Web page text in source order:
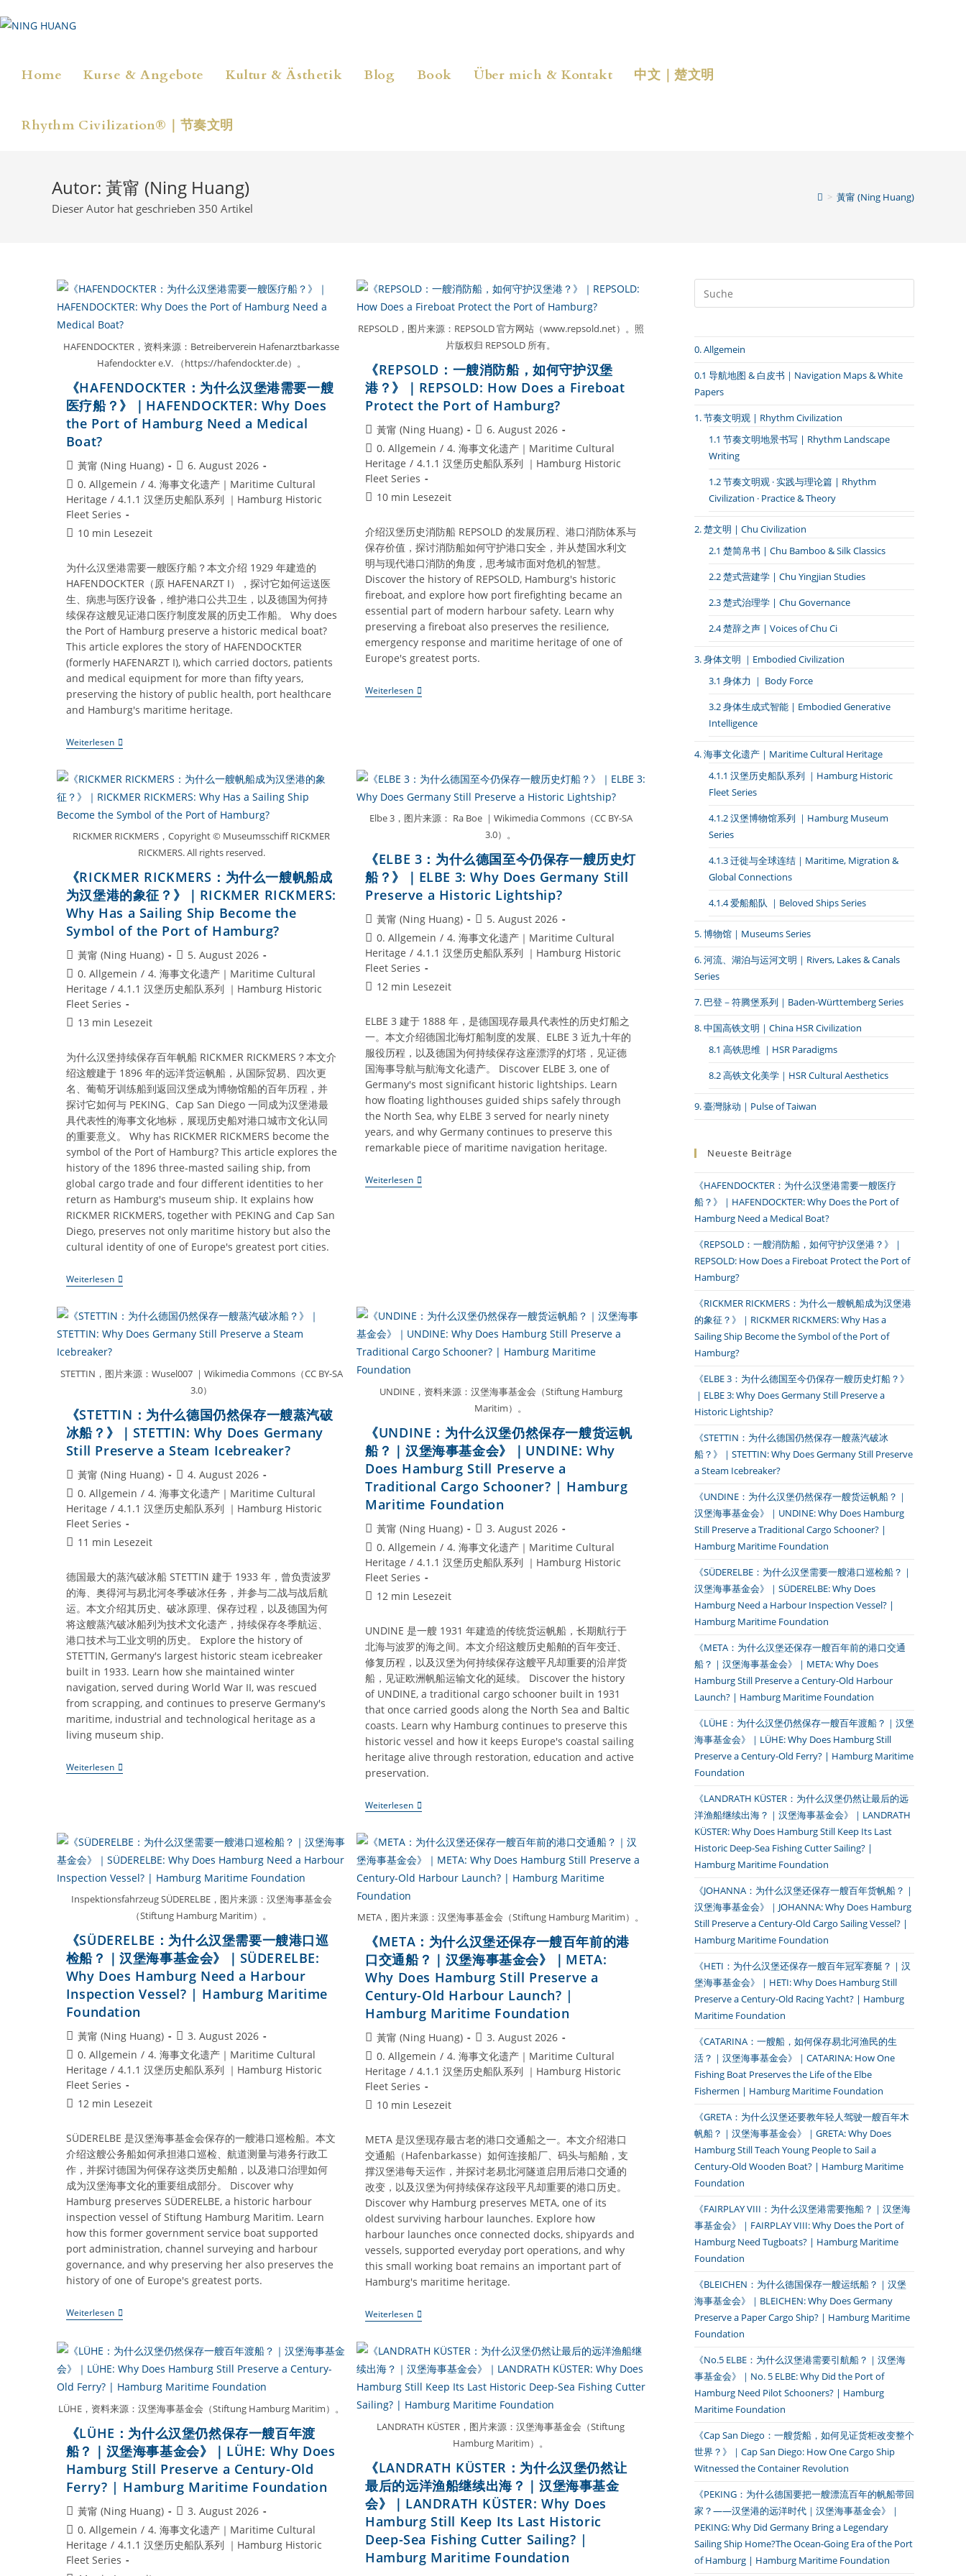
Inhalt
Home Kurse & Angebote Kultur & Ästhetik Blog Book Über mich & Kontakt 中文｜楚文明
Rhythm Civilization®｜节奏文明
Autor: 黃甯 (Ning Huang)
Dieser Autor hat geschrieben 350 Artikel
> 黃甯 (Ning Huang)
HAFENDOCKTER，资料来源：Betreiberverein Hafenarztbarkasse
Hafendockter e.V. （https://hafendockter.de）。
《HAFENDOCKTER：为什么汉堡港需要一艘
医疗船？》｜HAFENDOCKTER: Why Does
the Port of Hamburg Need a Medical
Boat?
Beitrags-
Autor:
黃甯 (Ning Huang)
Beitrag
veröffentlicht:
6. August 2026
Beitrags-
Kategorie:
0. Allgemein / 4. 海事文化遗产｜Maritime Cultural
Heritage / 4.1.1 汉堡历史船队系列 ｜Hamburg Historic
Fleet Series
Lesedauer:
10 min Lesezeit
为什么汉堡港需要一艘医疗船？本文介绍 1929 年建造的
HAFENDOCKTER（原 HAFENARZT I），探讨它如何运送医
生、病患与医疗设备，维护港口公共卫生，以及德国为何持
续保存这艘见证港口医疗制度发展的历史工作船。 Why does
the Port of Hamburg preserve a historic medical boat?
This article explores the story of HAFENDOCKTER
(formerly HAFENARZT I), which carried doctors, patients
and medical equipment for more than fifty years,
preserving the history of public health, port healthcare
and Hamburg's maritime heritage.
Weiterlesen《HAFENDOCKTER：
为
么
堡
港
需
要
疗
船？》
｜
HAFENDOCKTER:
Why
Does
The
Port
Of
Hamburg
Need
A
Medical
Boat?
REPSOLD，图片来源：REPSOLD 官方网站（www.repsold.net）。照
片版权归 REPSOLD 所有。
《REPSOLD：一艘消防船，如何守护汉堡
港？》｜REPSOLD: How Does a Fireboat
Protect the Port of Hamburg?
Beitrags-
Autor:
黃甯 (Ning Huang)
Beitrag
veröffentlicht:
6. August 2026
Beitrags-
Kategorie:
0. Allgemein / 4. 海事文化遗产｜Maritime Cultural
Heritage / 4.1.1 汉堡历史船队系列 ｜Hamburg Historic
Fleet Series
Lesedauer:
10 min Lesezeit
介绍汉堡历史消防船 REPSOLD 的发展历程、港口消防体系与
保存价值，探讨消防船如何守护港口安全，并从楚国水利文
明与现代港口消防的角度，思考城市面对危机的智慧。
Discover the history of REPSOLD, Hamburg's historic
fireboat, and explore how port firefighting became an
essential part of modern harbour safety. Learn why
preserving a fireboat also preserves the resilience,
emergency response and maritime heritage of one of
Europe's greatest ports.
Weiterlesen《REPSOLD：
一
守
护
汉
堡
REPSOLD:
How
Does
A
Fireboat
The
Port
Of
Hamburg?
RICKMER RICKMERS，Copyright © Museumsschiff RICKMER
RICKMERS. All rights reserved.
《RICKMER RICKMERS：为什么一艘帆船成
为汉堡港的象征？》｜RICKMER RICKMERS:
Why Has a Sailing Ship Become the
Symbol of the Port of Hamburg?
Beitrags-
Autor:
黃甯 (Ning Huang)
Beitrag
veröffentlicht:
5. August 2026
Beitrags-
Kategorie:
0. Allgemein / 4. 海事文化遗产｜Maritime Cultural
Heritage / 4.1.1 汉堡历史船队系列 ｜Hamburg Historic
Fleet Series
Lesedauer:
13 min Lesezeit
为什么汉堡持续保存百年帆船 RICKMER RICKMERS？本文介
绍这艘建于 1896 年的远洋货运帆船，从国际贸易、四次更
名、葡萄牙训练船到返回汉堡成为博物馆船的百年历程，并
探讨它如何与 PEKING、Cap San Diego 一同成为汉堡港最
具代表性的海事文化地标，展现历史船对港口城市文化认同
的重要意义。 Why has RICKMER RICKMERS become the
symbol of the Port of Hamburg? This article explores the
history of the 1896 three-masted sailing ship, from
global cargo trade and four different identities to her
return as Hamburg's museum ship. It explains how
RICKMER RICKMERS, together with PEKING and Cap San
Diego, preserves not only maritime history but also the
cultural identity of one of Europe's greatest port cities.
Weiterlesen《RICKMER
RICKMERS：
什
一
船
成
堡
象
｜
RICKMER
RICKMERS:
Why
Has
A
Sailing
The
Symbol
Of
The
Port
Of
Hamburg?
Elbe 3，图片来源： Ra Boe ｜Wikimedia Commons（CC BY-SA
3.0）。
《ELBE 3：为什么德国至今仍保存一艘历史灯
船？》｜ELBE 3: Why Does Germany Still
Preserve a Historic Lightship?
Beitrags-
Autor:
黃甯 (Ning Huang)
Beitrag
veröffentlicht:
5. August 2026
Beitrags-
Kategorie:
0. Allgemein / 4. 海事文化遗产｜Maritime Cultural
Heritage / 4.1.1 汉堡历史船队系列 ｜Hamburg Historic
Fleet Series
Lesedauer:
12 min Lesezeit
ELBE 3 建于 1888 年，是德国现存最具代表性的历史灯船之
一。本文介绍德国北海灯船制度的发展、ELBE 3 近九十年的
服役历程，以及德国为何持续保存这座漂浮的灯塔，见证德
国海事导航与航海文化遗产。 Discover ELBE 3, one of
Germany's most significant historic lightships. Learn
how floating lighthouses guided ships safely through
the North Sea, why ELBE 3 served for nearly ninety
years, and why Germany continues to preserve this
remarkable piece of maritime navigation heritage.
Weiterlesen《ELBE
3：
一
艘
历
史
｜
ELBE
Does
Germany
Still
Preserve
Historic
Lightship?
STETTIN，图片来源：Wusel007 ｜Wikimedia Commons（CC BY-SA
3.0）
《STETTIN：为什么德国仍然保存一艘蒸汽破
冰船？》｜STETTIN: Why Does Germany
Still Preserve a Steam Icebreaker?
Beitrags-
Autor:
黃甯 (Ning Huang)
Beitrag
veröffentlicht:
4. August 2026
Beitrags-
Kategorie:
0. Allgemein / 4. 海事文化遗产｜Maritime Cultural
Heritage / 4.1.1 汉堡历史船队系列 ｜Hamburg Historic
Fleet Series
Lesedauer:
11 min Lesezeit
德国最大的蒸汽破冰船 STETTIN 建于 1933 年，曾负责波罗
的海、奥得河与易北河冬季破冰任务，并参与二战与战后航
运。本文介绍其历史、破冰原理、保存过程，以及德国为何
将这艘蒸汽破冰船列为技术文化遗产，持续保存冬季航运、
港口技术与工业文明的历史。 Explore the history of
STETTIN, Germany's largest historic steam icebreaker
built in 1933. Learn how she maintained winter
navigation, served during World War II, was rescued
from scrapping, and continues to preserve Germany's
maritime, industrial and technological heritage as a
living museum ship.
Weiterlesen《STETTIN：
为
仍
然
保
一
艘
蒸
冰
船？》
｜
STETTIN:
Why
Does
Germany
Still
Preserve
A
Steam
Icebreaker?
UNDINE，资料来源：汉堡海事基金会（Stiftung Hamburg
Maritim）。
《UNDINE：为什么汉堡仍然保存一艘货运帆
船？｜汉堡海事基金会》｜UNDINE: Why
Does Hamburg Still Preserve a
Traditional Cargo Schooner? | Hamburg
Maritime Foundation
Beitrags-
Autor:
黃甯 (Ning Huang)
Beitrag
veröffentlicht:
3. August 2026
Beitrags-
Kategorie:
0. Allgemein / 4. 海事文化遗产｜Maritime Cultural
Heritage / 4.1.1 汉堡历史船队系列 ｜Hamburg Historic
Fleet Series
Lesedauer:
12 min Lesezeit
UNDINE 是一艘 1931 年建造的传统货运帆船，长期航行于
北海与波罗的海之间。本文介绍这艘历史船舶的百年变迁、
修复历程，以及汉堡为何持续保存这艘平凡却重要的沿岸货
船，见证欧洲帆船运输文化的延续。 Discover the history
of UNDINE, a traditional cargo schooner built in 1931
that once carried goods along the North Sea and Baltic
coasts. Learn why Hamburg continues to preserve this
historic vessel and how it keeps Europe's coastal sailing
heritage alive through restoration, education and active
preservation.
Weiterlesen《UNDINE：
为
么
汉
堡
仍
然
一
货
运
帆
船？
汉
堡
海
事
基
金
会》
UNDINE:
Why
Still
Preserve
A
Traditional
Cargo
Schooner?
|
Hamburg
Maritime
Foundation
Inspektionsfahrzeug SÜDERELBE，图片来源：汉堡海事基金会
（Stiftung Hamburg Maritim）。
《SÜDERELBE：为什么汉堡需要一艘港口巡
检船？｜汉堡海事基金会》｜SÜDERELBE:
Why Does Hamburg Need a Harbour
Inspection Vessel? | Hamburg Maritime
Foundation
Beitrags-
Autor:
黃甯 (Ning Huang)
Beitrag
veröffentlicht:
3. August 2026
Beitrags-
Kategorie:
0. Allgemein / 4. 海事文化遗产｜Maritime Cultural
Heritage / 4.1.1 汉堡历史船队系列 ｜Hamburg Historic
Fleet Series
Lesedauer:
12 min Lesezeit
SÜDERELBE 是汉堡海事基金会保存的一艘港口巡检船。本文
介绍这艘公务船如何承担港口巡检、航道测量与港务行政工
作，并探讨德国为何保存这类历史船舶，以及港口治理如何
成为汉堡海事文化的重要组成部分。 Discover why
Hamburg preserves SÜDERELBE, a historic harbour
inspection vessel of Stiftung Hamburg Maritim. Learn
how this former government service boat supported
port administration, channel surveying and harbour
governance, and why preserving her also preserves the
history of one of Europe's greatest ports.
Weiterlesen《SÜDERELBE：
为
么
汉
堡
需
要
一
艘
港
口
巡
检
船？
｜
汉
堡
海
事
基
会》
META，图片来源：汉堡海事基金会（Stiftung Hamburg Maritim）。
《META：为什么汉堡还保存一艘百年前的港
口交通船？｜汉堡海事基金会》｜META:
Why Does Hamburg Still Preserve a
Century-Old Harbour Launch? |
Hamburg Maritime Foundation
Beitrags-
Autor:
黃甯 (Ning Huang)
Beitrag
veröffentlicht:
3. August 2026
Beitrags-
Kategorie:
0. Allgemein / 4. 海事文化遗产｜Maritime Cultural
Heritage / 4.1.1 汉堡历史船队系列 ｜Hamburg Historic
Fleet Series
Lesedauer:
10 min Lesezeit
META 是汉堡现存最古老的港口交通船之一。本文介绍港口
交通船（Hafenbarkasse）如何连接船厂、码头与船舶，支
撑汉堡港每天运作，并探讨老易北河隧道启用后港口交通的
改变，以及汉堡为何持续保存这段平凡却重要的港口历史。
Discover why Hamburg preserves META, one of its
oldest surviving harbour launches. Explore how
harbour launches once connected docks, shipyards and
vessels, supported everyday port operations, and why
this small working boat remains an important part of
Hamburg's maritime heritage.
Weiterlesen《META：
为
么
堡
还
保
存
艘
前
的
港
口
交
通
船？
｜
汉
堡
LÜHE，资料来源：汉堡海事基金会（Stiftung Hamburg Maritim）。
《LÜHE：为什么汉堡仍然保存一艘百年渡
船？｜汉堡海事基金会》｜LÜHE: Why Does
Hamburg Still Preserve a Century-Old
Ferry? | Hamburg Maritime Foundation
Beitrags-
Autor:
黃甯 (Ning Huang)
Beitrag
veröffentlicht:
3. August 2026
Beitrags-
Kategorie:
0. Allgemein / 4. 海事文化遗产｜Maritime Cultural
Heritage / 4.1.1 汉堡历史船队系列 ｜Hamburg Historic
Fleet Series
LANDRATH KÜSTER，图片来源：汉堡海事基金会（Stiftung
Hamburg Maritim）。
《LANDRATH KÜSTER：为什么汉堡仍然让
最后的远洋渔船继续出海？｜汉堡海事基金
会》｜LANDRATH KÜSTER: Why Does
Hamburg Still Keep Its Last Historic
Deep-Sea Fishing Cutter Sailing? |
Hamburg Maritime Foundation
0. Allgemein
0.1 导航地图 & 白皮书｜Navigation Maps & White
Papers
1. 节奏文明观 | Rhythm Civilization
1.1 节奏文明地景书写 | Rhythm Landscape
Writing
1.2 节奏文明观 · 实践与理论篇 | Rhythm
Civilization · Practice & Theory
2. 楚文明 | Chu Civilization
2.1 楚简帛书 | Chu Bamboo & Silk Classics
2.2 楚式营建学 | Chu Yingjian Studies
2.3 楚式治理学 | Chu Governance
2.4 楚辞之声 | Voices of Chu Ci
3. 身体文明 ｜Embodied Civilization
3.1 身体力 ｜ Body Force
3.2 身体生成式智能 | Embodied Generative
Intelligence
4. 海事文化遗产｜Maritime Cultural Heritage
4.1.1 汉堡历史船队系列 ｜Hamburg Historic
Fleet Series
4.1.2 汉堡博物馆系列 ｜Hamburg Museum
Series
4.1.3 迁徙与全球连结｜Maritime, Migration &
Global Connections
4.1.4 爱船船队 ｜Beloved Ships Series
5. 博物馆｜Museums Series
6. 河流、湖泊与运河文明｜Rivers, Lakes & Canals
Series
7. 巴登－符腾堡系列｜Baden-Württemberg Series
8. 中国高铁文明｜China HSR Civilization
8.1 高铁思维 ｜HSR Paradigms
8.2 高铁文化美学｜HSR Cultural Aesthetics
9. 臺灣脉动｜Pulse of Taiwan
Neueste Beiträge
《HAFENDOCKTER：为什么汉堡港需要一艘医疗
船？》｜HAFENDOCKTER: Why Does the Port of
Hamburg Need a Medical Boat?
《REPSOLD：一艘消防船，如何守护汉堡港？》｜
REPSOLD: How Does a Fireboat Protect the Port of
Hamburg?
《RICKMER RICKMERS：为什么一艘帆船成为汉堡港
的象征？》｜RICKMER RICKMERS: Why Has a
Sailing Ship Become the Symbol of the Port of
Hamburg?
《ELBE 3：为什么德国至今仍保存一艘历史灯船？》
｜ELBE 3: Why Does Germany Still Preserve a
Historic Lightship?
《STETTIN：为什么德国仍然保存一艘蒸汽破冰
船？》｜STETTIN: Why Does Germany Still Preserve
a Steam Icebreaker?
《UNDINE：为什么汉堡仍然保存一艘货运帆船？｜
汉堡海事基金会》｜UNDINE: Why Does Hamburg
Still Preserve a Traditional Cargo Schooner? |
Hamburg Maritime Foundation
《SÜDERELBE：为什么汉堡需要一艘港口巡检船？｜
汉堡海事基金会》｜SÜDERELBE: Why Does
Hamburg Need a Harbour Inspection Vessel? |
Hamburg Maritime Foundation
《META：为什么汉堡还保存一艘百年前的港口交通
船？｜汉堡海事基金会》｜META: Why Does
Hamburg Still Preserve a Century-Old Harbour
Launch? | Hamburg Maritime Foundation
《LÜHE：为什么汉堡仍然保存一艘百年渡船？｜汉堡
海事基金会》｜LÜHE: Why Does Hamburg Still
Preserve a Century-Old Ferry? | Hamburg Maritime
Foundation
《LANDRATH KÜSTER：为什么汉堡仍然让最后的远
洋渔船继续出海？｜汉堡海事基金会》｜LANDRATH
KÜSTER: Why Does Hamburg Still Keep Its Last
Historic Deep-Sea Fishing Cutter Sailing? |
Hamburg Maritime Foundation
《JOHANNA：为什么汉堡还保存一艘百年货帆船？｜
汉堡海事基金会》｜JOHANNA: Why Does Hamburg
Still Preserve a Century-Old Cargo Sailing Vessel? |
Hamburg Maritime Foundation
《HETI：为什么汉堡还保存一艘百年冠军赛艇？｜汉
堡海事基金会》｜HETI: Why Does Hamburg Still
Preserve a Century-Old Racing Yacht? | Hamburg
Maritime Foundation
《CATARINA：一艘船，如何保存易北河渔民的生
活？｜汉堡海事基金会》｜CATARINA: How One
Fishing Boat Preserves the Life of the Elbe
Fishermen | Hamburg Maritime Foundation
《GRETA：为什么汉堡还要教年轻人驾驶一艘百年木
帆船？｜汉堡海事基金会》｜GRETA: Why Does
Hamburg Still Teach Young People to Sail a
Century-Old Wooden Boat? | Hamburg Maritime
Foundation
《FAIRPLAY VIII：为什么汉堡港需要拖船？｜汉堡海
事基金会》｜FAIRPLAY VIII: Why Does the Port of
Hamburg Need Tugboats? | Hamburg Maritime
Foundation
《BLEICHEN：为什么德国保存一艘运纸船？｜汉堡
海事基金会》｜BLEICHEN: Why Does Germany
Preserve a Paper Cargo Ship? | Hamburg Maritime
Foundation
《No.5 ELBE：为什么汉堡港需要引航船？｜汉堡海
事基金会》｜No. 5 ELBE: Why Did the Port of
Hamburg Need Pilot Schooners? | Hamburg
Maritime Foundation
《Cap San Diego：一艘货船，如何见证货柜改变整个
世界？》｜Cap San Diego: How One Cargo Ship
Witnessed the Container Revolution
《PEKING：为什么德国要把一艘漂流百年的帆船带回
家？——汉堡港的远洋时代｜汉堡海事基金会》｜
PEKING: Why Did Germany Bring a Legendary
Sailing Ship Home?The Ocean-Going Era of the Port
of Hamburg | Hamburg Maritime Foundation